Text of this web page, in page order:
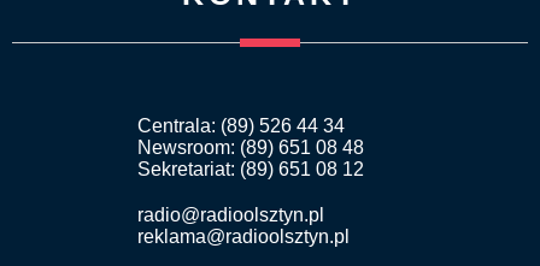
Centrala: (89) 526 44 34
Newsroom: (89) 651 08 48
Sekretariat: (89) 651 08 12
radio@radioolsztyn.pl
reklama@radioolsztyn.pl